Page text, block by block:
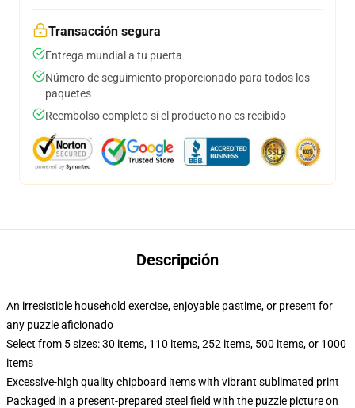
Transacción segura
Entrega mundial a tu puerta
Número de seguimiento proporcionado para todos los
paquetes
Reembolso completo si el producto no es recibido
Descripción
An irresistible household exercise, enjoyable pastime, or present for
any puzzle aficionado
Select from 5 sizes: 30 items, 110 items, 252 items, 500 items, or 1000
items
Excessive-high quality chipboard items with vibrant sublimated print
Packaged in a present-prepared steel field with the puzzle picture on